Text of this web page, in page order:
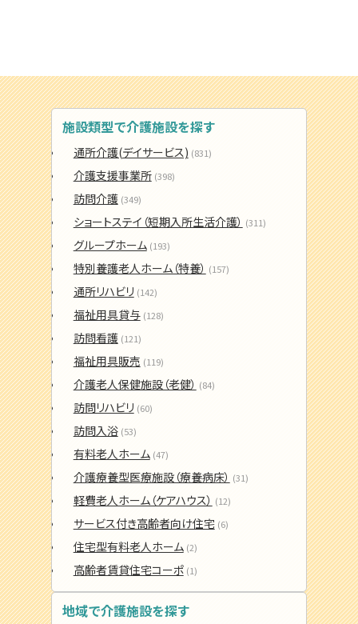
施設類型で介護施設を探す
通所介護(デイサービス) (831)
介護支援事業所 (398)
訪問介護 (349)
ショートステイ（短期入所生活介護） (311)
グループホーム (193)
特別養護老人ホーム（特養） (157)
通所リハビリ (142)
福祉用具貸与 (128)
訪問看護 (121)
福祉用具販売 (119)
介護老人保健施設（老健） (84)
訪問リハビリ (60)
訪問入浴 (53)
有料老人ホーム (47)
介護療養型医療施設（療養病床） (31)
軽費老人ホーム（ケアハウス） (12)
サービス付き高齢者向け住宅 (6)
住宅型有料老人ホーム (2)
高齢者賃貸住宅コーポ (1)
地域で介護施設を探す